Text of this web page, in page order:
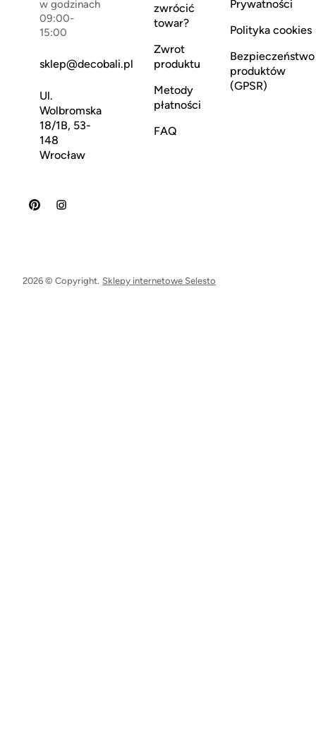
w godzinach
09:00-
15:00
sklep@decobali.pl
Ul.
Wolbromska
18/1B, 53-
148
Wrocław
zwrócić
towar?
Zwrot
produktu
Metody
płatności
FAQ
Prywatności
Polityka cookies
Bezpieczeństwo
produktów
(GPSR)
2026 © Copyright. Sklepy internetowe Selesto